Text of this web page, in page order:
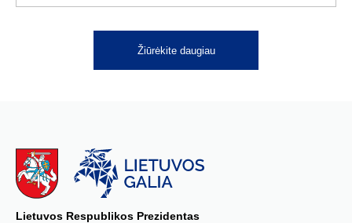
Žiūrėkite daugiau
Lietuvos Respublikos Prezidentas